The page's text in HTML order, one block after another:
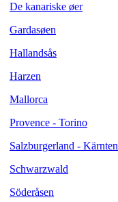
De kanariske øer
Gardasøen
Hallandsås
Harzen
Mallorca
Provence - Torino
Salzburgerland - Kärnten
Schwarzwald
Söderåsen